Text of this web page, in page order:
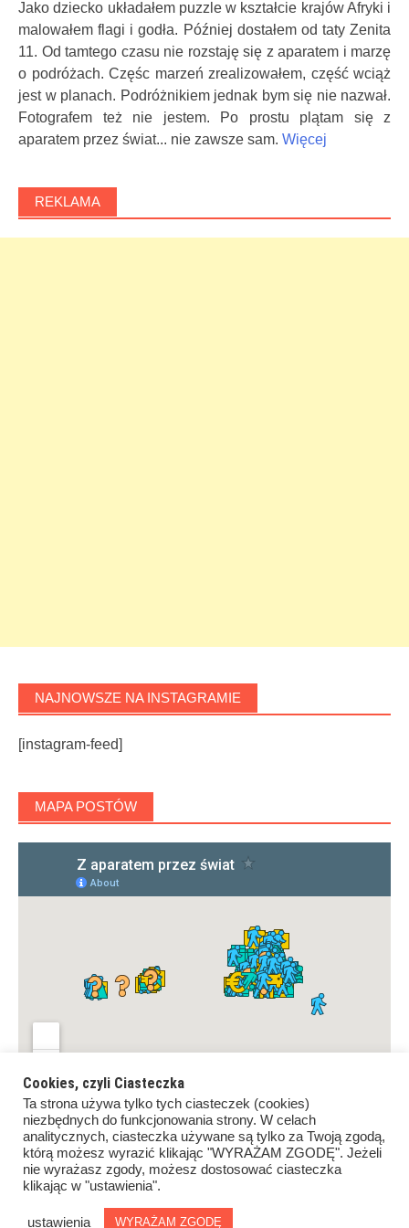
Jako dziecko układałem puzzle w kształcie krajów Afryki i
malowałem flagi i godła. Później dostałem od taty Zenita
11. Od tamtego czasu nie rozstaję się z aparatem i marzę
o podróżach. Częśc marzeń zrealizowałem, część wciąż
jest w planach. Podróżnikiem jednak bym się nie nazwał.
Fotografem też nie jestem. Po prostu plątam się z
aparatem przez świat... nie zawsze sam. Więcej
REKLAMA
NAJNOWSZE NA INSTAGRAMIE
[instagram-feed]
MAPA POSTÓW
Proudly powered byWordPress.|Theme: Awaken by
Cookies, czyli Ciasteczka
Ta strona używa tylko tych ciasteczek (cookies)
niezbędnych do funkcjonowania strony. W celach
analitycznych, ciasteczka używane są tylko za Twoją zgodą,
którą możesz wyrazić klikając "WYRAŻAM ZGODĘ". Jeżeli
nie wyrażasz zgody, możesz dostosować ciasteczka
klikając w "ustawienia".
ustawienia WYRAŻAM ZGODĘ